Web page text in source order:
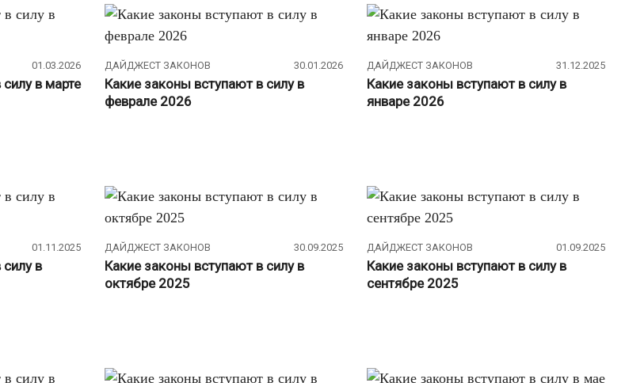
01.03.2026
в марте
ДАЙДЖЕСТ ЗАКОНОВ 30.01.2026
Какие законы вступают в силу в
феврале 2026
ДАЙДЖЕСТ ЗАКОНОВ 31.12.2025
Какие законы вступают в силу в
январе 2026
01.11.2025
в
ДАЙДЖЕСТ ЗАКОНОВ 30.09.2025
Какие законы вступают в силу в
октябре 2025
ДАЙДЖЕСТ ЗАКОНОВ 01.09.2025
Какие законы вступают в силу в
сентябре 2025